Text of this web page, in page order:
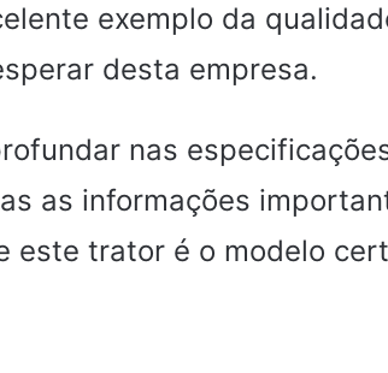
exemplo da
desta empresa.
nas
as informações
este trator é o modelo